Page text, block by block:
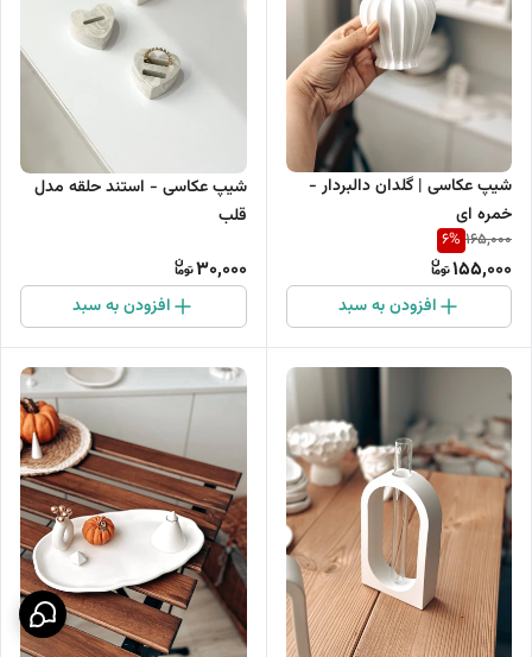
شیپ عکاسی | گلدان دالبردار -
خمره ای
165,000
6%
155,000
افزودن به سبد
شیپ عکاسی - استند حلقه مدل
قلب
30,000
افزودن به سبد